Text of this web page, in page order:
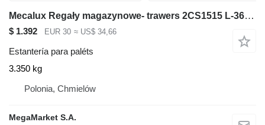
Mecalux Regały magazynowe- trawers 2CS1515 L-360 cm 15x5 cm używany
$ 1.392 EUR 30 ≈ US$ 34,66
Estantería para paléts
3.350 kg
Polonia, Chmielów
MegaMarket S.A.